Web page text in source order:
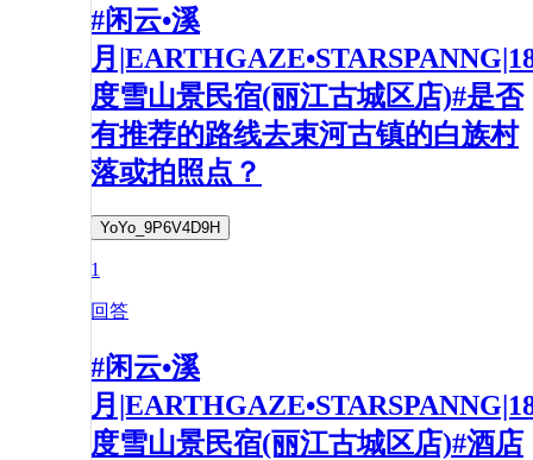
#闲云•溪
月
度雪山景民宿(丽江古城区店)#是否
有推荐的路线去束河古镇的白族村
落或拍照点？
YoYo_9P6V4D9H
1
回答
#闲云•溪
月
度雪山景民宿(丽江古城区店)#酒店